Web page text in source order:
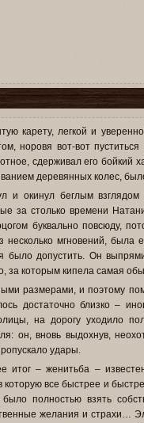
карету, легкой и
норовя вот-вот
сдерживал его бойкий
деревянных колес,
и окинул беглым
за столько времени
буквально повсюду,
несколько мгновений,
было допустить. Он
за которым кипела самая
размерами, и поэтому
достаточно близко –
на дорогу уходило
он, вновь выдохнув,
удары.
итог – женитьба –
все быстрее и
полностью взять
желания и страхи…